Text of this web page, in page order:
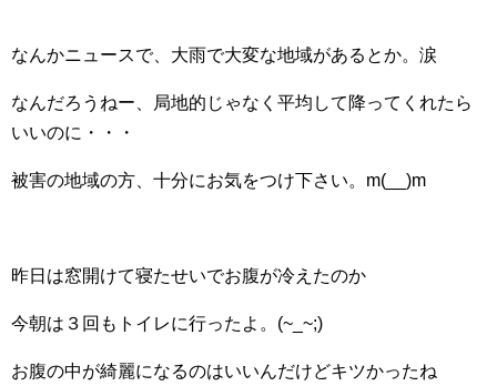
なんかニュースで、大雨で大変な地域があるとか。涙
なんだろうねー、局地的じゃなく平均して降ってくれたら
いいのに・・・
被害の地域の方、十分にお気をつけ下さい。m(__)m
昨日は窓開けて寝たせいでお腹が冷えたのか
今朝は３回もトイレに行ったよ。(~_~;)
お腹の中が綺麗になるのはいいんだけどキツかったね